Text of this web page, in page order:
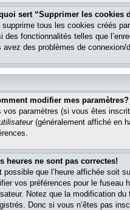
sert “Supprimer les cookies
supprime tous les cookies créés
des fonctionnalités telles que
avez des problèmes de
modifier mes paramètres?
vos paramètres (si vous êtes
(généralement affiché en
heures ne sont pas correctes!
possible que l’heure affichée soit
vos préférences pour le fuseau
Notez que la modification
Donc si vous n’êtes pas